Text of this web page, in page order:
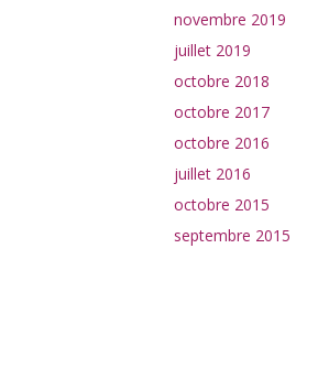
novembre 2019
juillet 2019
octobre 2018
octobre 2017
octobre 2016
juillet 2016
octobre 2015
septembre 2015